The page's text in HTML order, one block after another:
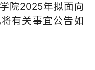
院2025年拟面向
有关事宜公告如